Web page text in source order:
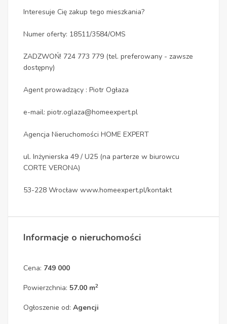
Interesuje Cię zakup tego mieszkania?
Numer oferty: 18511/3584/OMS
ZADZWOŃ! 724 773 779 (tel. preferowany - zawsze
dostępny)
Agent prowadzący : Piotr Ogłaza
e-mail: piotr.oglaza@homeexpert.pl
Agencja Nieruchomości HOME EXPERT
ul. Inżynierska 49 / U25 (na parterze w biurowcu
CORTE VERONA)
53-228 Wrocław www.homeexpert.pl/kontakt
Informacje o nieruchomości
Cena: 749 000
Powierzchnia: 57.00 m2
Ogłoszenie od: Agencji